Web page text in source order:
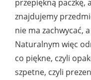
przepiękną paczkę,
znajdujemy
nie ma zachwycać,
Naturalnym więc
co piękne, czyli
szpetne, czyli